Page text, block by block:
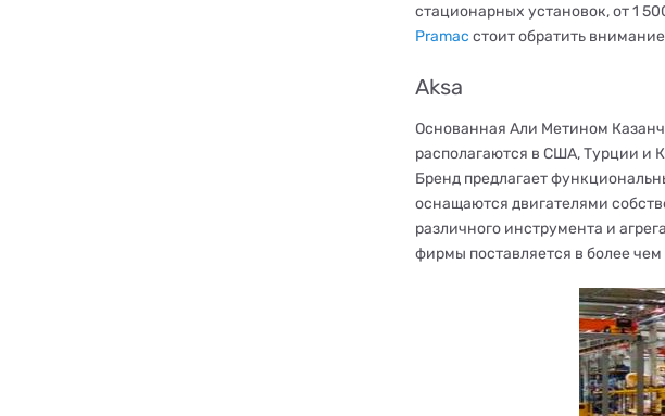
стационарных установок, от 1
Pramac стоит обратить
Aksa
Основанная Али Метином
располагаются в США, Турции и
Бренд предлагает
оснащаются двигателями
различного инструмента и
фирмы поставляется в более